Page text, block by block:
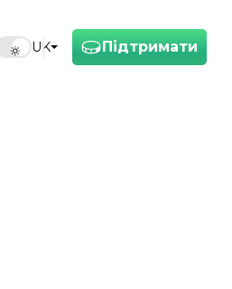
Підтримати
UK